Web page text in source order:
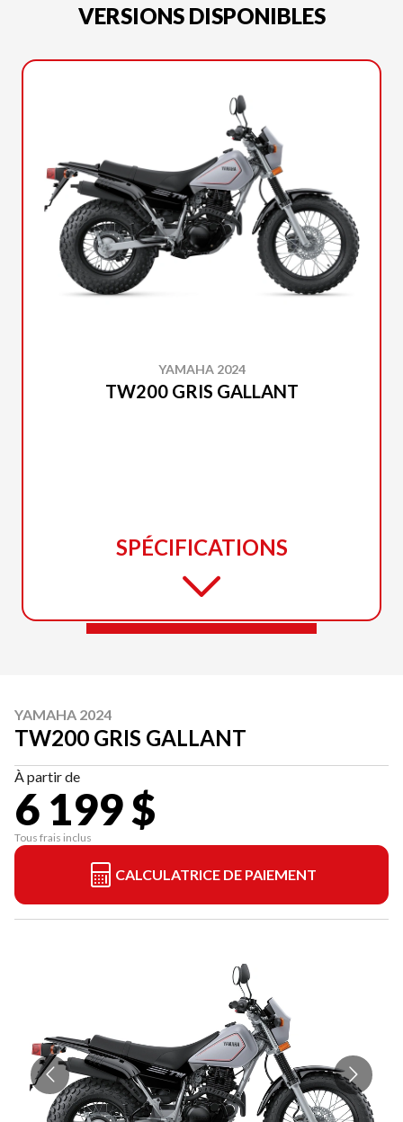
VERSIONS DISPONIBLES
YAMAHA 2024
TW200 GRIS GALLANT
SPÉCIFICATIONS
YAMAHA 2024
TW200 GRIS GALLANT
À partir de
6 199 $
Tous frais inclus
CALCULATRICE DE PAIEMENT